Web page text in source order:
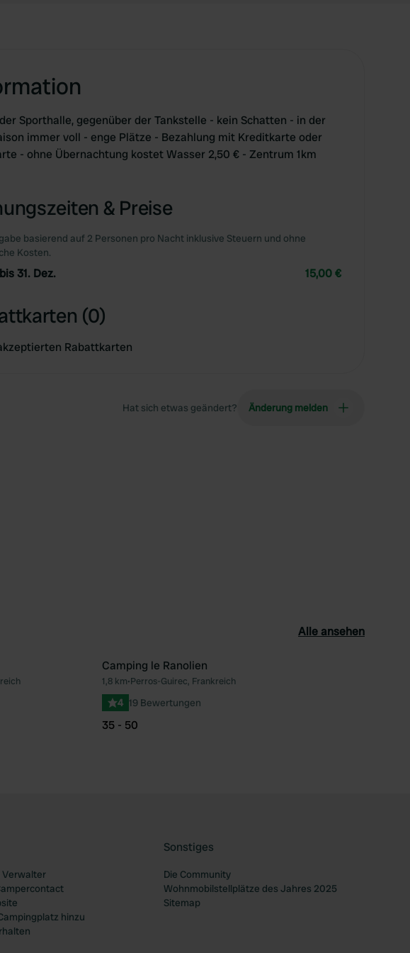
Sporthalle, gegenüber der Tankstelle - kein Schatten - in der
immer voll - enge Plätze - Bezahlung mit Kreditkarte oder
- ohne Übernachtung kostet Wasser 2,50 € - Zentrum 1km
& Preise
basierend auf 2 Personen pro Nacht inklusive Steuern und ohne
Kosten.
31. Dez. 15,00 €
(0)
Rabattkarten
Hat sich etwas geändert? Änderung melden
Alle ansehen
Favorit
Camping le Ranolien
1,8 km•Perros-Guirec, Frankreich
4 19 Bewertungen
35 - 50
Verwalter
hinzu
Sonstiges
Die Community
Wohnmobilstellplätze des Jahres 2025
Sitemap